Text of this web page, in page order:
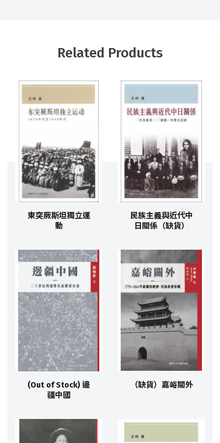
Related Products
東突厥斯坦獨立運
動
民族主義與近代中
日關係（缺貨）
(Out of Stock) 邊
疆中國
（缺貨）嘉峪關外